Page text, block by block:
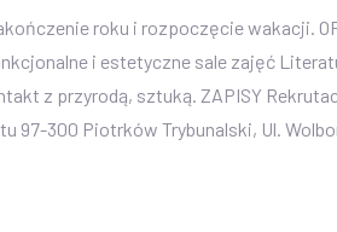
roku i rozpoczęcie wakacji.
i estetyczne sale zajęć
z przyrodą, sztuką. ZAPISY
97-300 Piotrków Trybunalski, Ul.